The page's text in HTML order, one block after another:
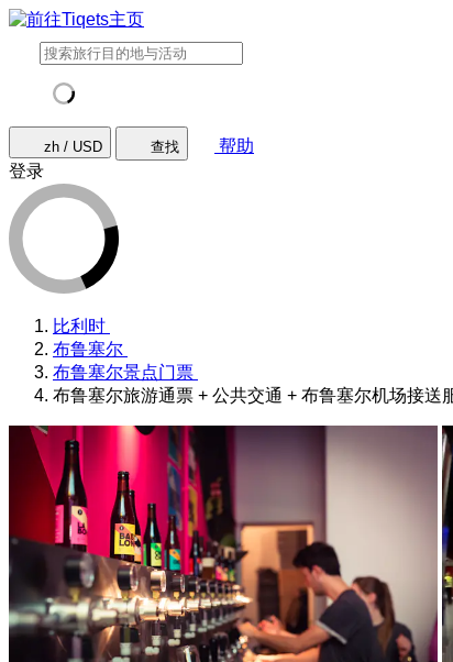
zh / USD 查找
帮助
登录
比利时
布鲁塞尔
布鲁塞尔景点门票
布鲁塞尔旅游通票 + 公共交通 + 布鲁塞尔机场接送